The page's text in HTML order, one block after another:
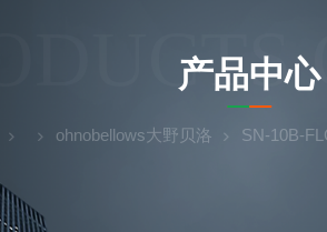
产品中心
ohnobellows大野贝洛 SN-10B-